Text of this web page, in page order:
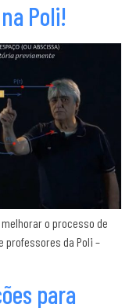
Poli!
melhorar o processo de
professores da Poli –
para